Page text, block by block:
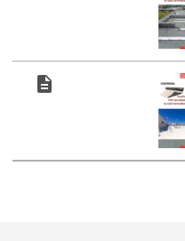
description